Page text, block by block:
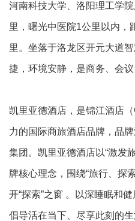
河南科技大学、洛阳理工学
里，曙光中医院1公里以内，
里。坐落于洛龙区开元大道
捷，环境安静，是商务、会
凯里亚德酒店，是锦江酒店
力的国际商旅酒店品牌，品
集团。凯里亚德酒店以“激发
牌核心理念，围绕“旅行、探
开“探索”之窗 。以深睡眠和
倡导活在当下、尽享此刻的